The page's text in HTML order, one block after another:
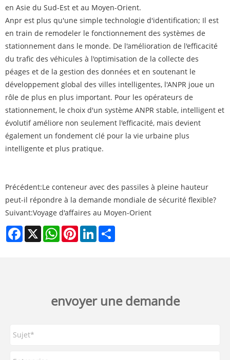
en Asie du Sud-Est et au Moyen-Orient.
Anpr est plus qu'une simple technologie d'identification; Il est
en train de remodeler le fonctionnement des systèmes de
stationnement dans le monde. De l'amélioration de l'efficacité
du trafic des véhicules à l'optimisation de la collecte des
péages et de la gestion des données et en soutenant le
développement global des villes intelligentes, l'ANPR joue un
rôle de plus en plus important. Pour les opérateurs de
stationnement, le choix d'un système ANPR stable, intelligent et
évolutif améliore non seulement l'efficacité, mais devient
également un fondement clé pour la vie urbaine plus
intelligente et plus pratique.
Précédent:Le conteneur avec des passiles à pleine hauteur
peut-il répondre à la demande mondiale de sécurité flexible?
Suivant:Voyage d'affaires au Moyen-Orient
Facebook
X WhatsAppPinterestLinkedIn
envoyer une demande